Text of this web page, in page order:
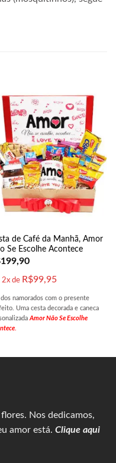
de Café da Manhã, Amor
Se Escolhe Acontece
199,90
2x de R$99,95
dos namorados com o presente
Uma cesta decorada e caneca
Amor Não Se Escolhe
.
flores. Nos dedicamos,
amor está. Clique aqui